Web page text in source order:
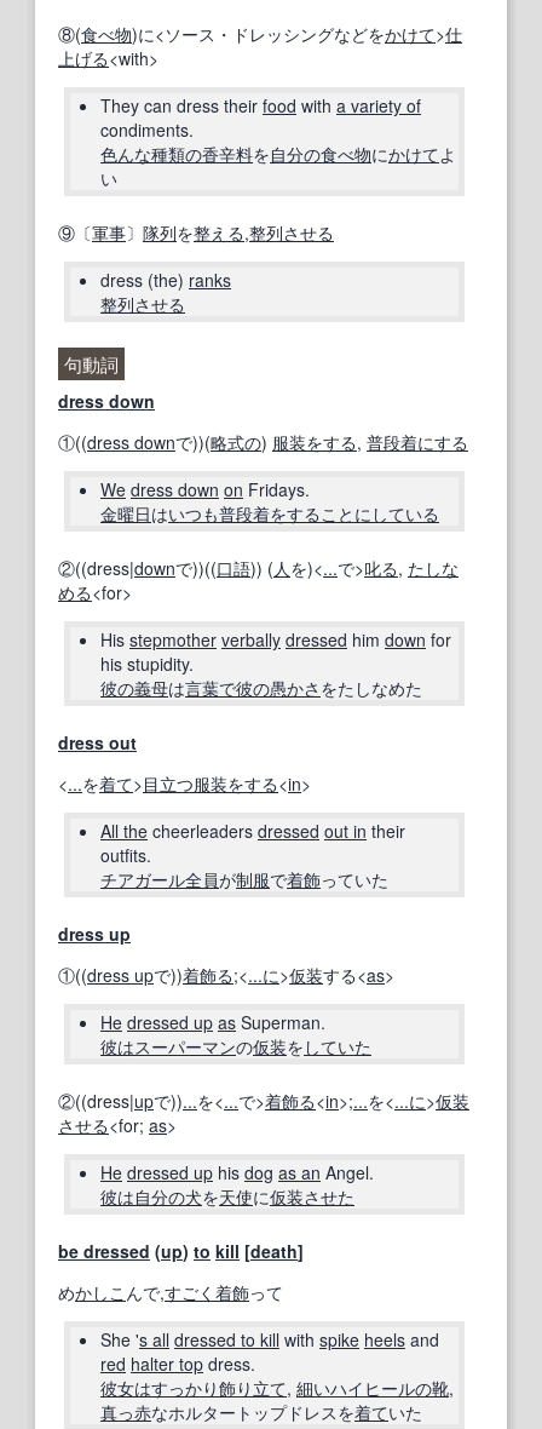
⑧(食べ物)に<ソース・ドレッシングなどをかけて>仕
上げる<with>
They can dress their food with a variety of
condiments.
色んな種類の香辛料を自分の食べ物にかけてよ
い
⑨〔軍事〕 隊列を整える,整列させる
dress (the) ranks
整列させる
句動詞
dress down
①((dress downで))(略式の) 服装をする, 普段着にする
We dress down on Fridays.
金曜日はいつも普段着をする ことに している
②((dress|downで))((口語)) ( 人 を)<...で>叱る, たしな
める<for>
His stepmother verbally dressed him down for
his stupidity.
彼の義母は言葉で彼の愚かさ をたしなめた
dress out
<...を着て>目立つ服装をする<in>
All the cheerleaders dressed out in their
outfits.
チアガール全員が制服で着飾っていた
dress up
①((dress upで))着飾る;<...に>仮装する<as>
He dressed up as Superman.
彼はスーパーマンの仮装を していた
②((dress|upで))...を<...で>着飾る<in>;...を<...に>仮装
させる<for; as>
He dressed up his dog as an Angel.
彼は自分の犬を天使に仮装させた
be dressed (up) to kill [death]
めかしこ んで,すごく 着飾って
She 's all dressed to kill with spike heels and
red halter top dress.
彼女はすっかり飾り 立て, 細いハイヒールの靴,
真っ赤なホルタートップドレスを着ていた